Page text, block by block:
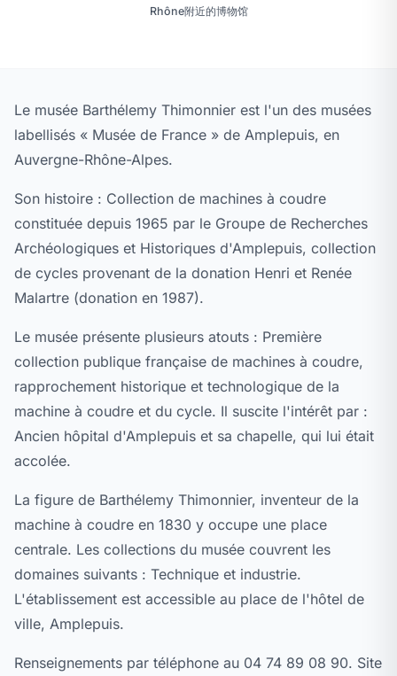
Rhône附近的博物馆
Le musée Barthélemy Thimonnier est l'un des musées
labellisés « Musée de France » de Amplepuis, en
Auvergne-Rhône-Alpes.
Son histoire : Collection de machines à coudre
constituée depuis 1965 par le Groupe de Recherches
Archéologiques et Historiques d'Amplepuis, collection
de cycles provenant de la donation Henri et Renée
Malartre (donation en 1987).
Le musée présente plusieurs atouts : Première
collection publique française de machines à coudre,
rapprochement historique et technologique de la
machine à coudre et du cycle. Il suscite l'intérêt par :
Ancien hôpital d'Amplepuis et sa chapelle, qui lui était
accolée.
La figure de Barthélemy Thimonnier, inventeur de la
machine à coudre en 1830 y occupe une place
centrale. Les collections du musée couvrent les
domaines suivants : Technique et industrie.
L'établissement est accessible au place de l'hôtel de
ville, Amplepuis.
Renseignements par téléphone au 04 74 89 08 90. Site